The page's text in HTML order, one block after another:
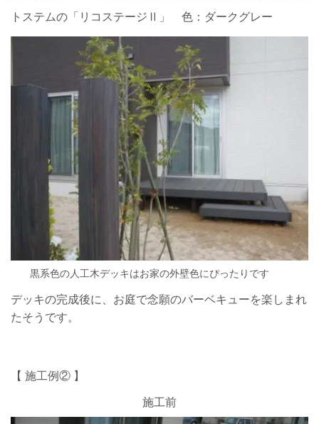
トステムの「リコステージⅡ」 色：ダークグレー
黒系色の人工木デッキはお家の外壁色にぴったりです
デッキの完成後に、お庭で念願のバーベキューを楽しまれ
たそうです。
【 施工例② 】
施工前